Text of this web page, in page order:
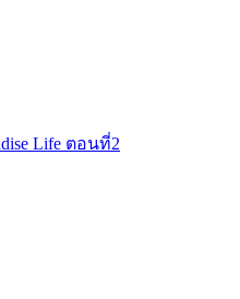
Life ตอนที่2